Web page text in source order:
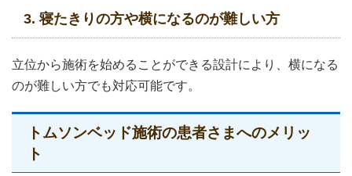
3. 寝たきりの方や横になるのが難しい方
立位から施術を始めることができる設計により、横になる
のが難しい方でも対応可能です。
トムソンベッド施術の患者さまへのメリッ
ト